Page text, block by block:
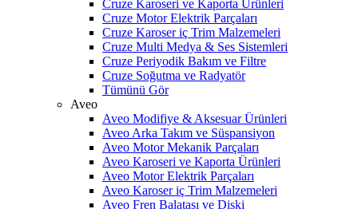
Cruze Karoseri ve Kaporta Ürünleri
Cruze Motor Elektrik Parçaları
Cruze Karoser iç Trim Malzemeleri
Cruze Multi Medya & Ses Sistemleri
Cruze Periyodik Bakım ve Filtre
Cruze Soğutma ve Radyatör
Tümünü Gör
Aveo
Aveo Modifiye & Aksesuar Ürünleri
Aveo Arka Takım ve Süspansiyon
Aveo Motor Mekanik Parçaları
Aveo Karoseri ve Kaporta Ürünleri
Aveo Motor Elektrik Parçaları
Aveo Karoser iç Trim Malzemeleri
Aveo Fren Balatası ve Diski